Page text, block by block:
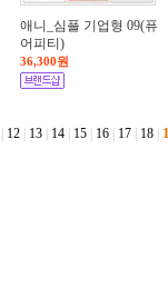
애니_심플 기업형 09(퓨
어피티)
36,300원
12 13 14 15 16 17 18